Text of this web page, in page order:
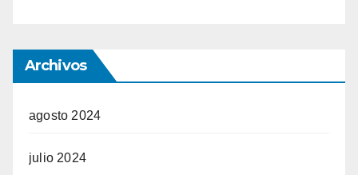
Archivos
agosto 2024
julio 2024